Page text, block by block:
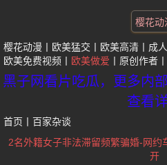
樱花动
樱花动漫 欧美猛交 欧美高清 成
欧美免费视频
欧美做爱 原创作者
黑子网看片吃瓜，更多内
查看
首页 百家杂谈
2名外籍女子非法滞留频繁骗婚-网
开